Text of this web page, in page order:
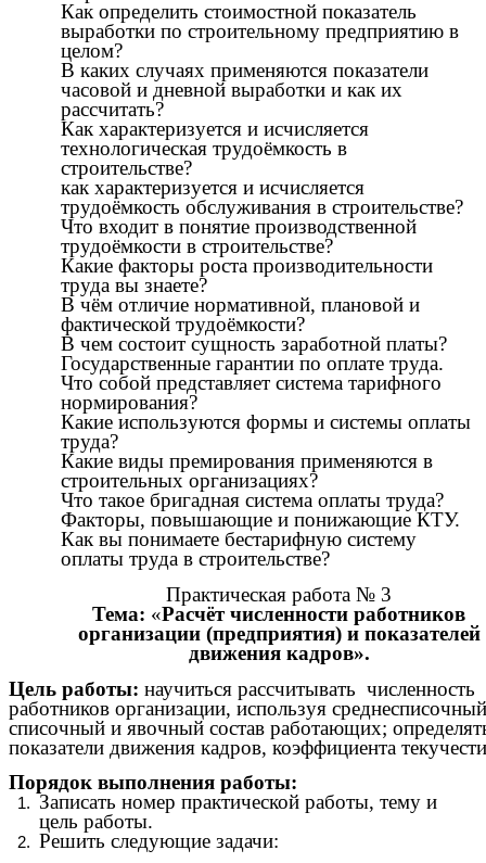
Как определить стоимостной показатель
выработки по строительному предприятию в
целом?
В каких случаях применяются показатели
часовой и дневной выработки и как их
рассчитать?
Как характеризуется и исчисляется
технологическая трудоёмкость в
строительстве?
как характеризуется и исчисляется
трудоёмкость обслуживания в строительстве?
Что входит в понятие производственной
трудоёмкости в строительстве?
Какие факторы роста производительности
труда вы знаете?
В чём отличие нормативной, плановой и
фактической трудоёмкости?
В чем состоит сущность заработной платы?
Государственные гарантии по оплате труда.
Что собой представляет система тарифного
нормирования?
Какие используются формы и системы оплаты
труда?
Какие виды премирования применяются в
строительных организациях?
Что такое бригадная система оплаты труда?
Факторы, повышающие и понижающие КТУ.
Как вы понимаете бестарифную систему
оплаты труда в строительстве?
Практическая работа № 3
Тема: «Расчёт численности работников
организации (предприятия) и показателей
движения кадров».
Цель работы: научиться рассчитывать численность
работников организации, используя
списочный и явочный состав работающих;
показатели движения кадров, коэффициента
Порядок выполнения работы:
Записать номер практической работы, тему и
цель работы.
Решить следующие задачи: